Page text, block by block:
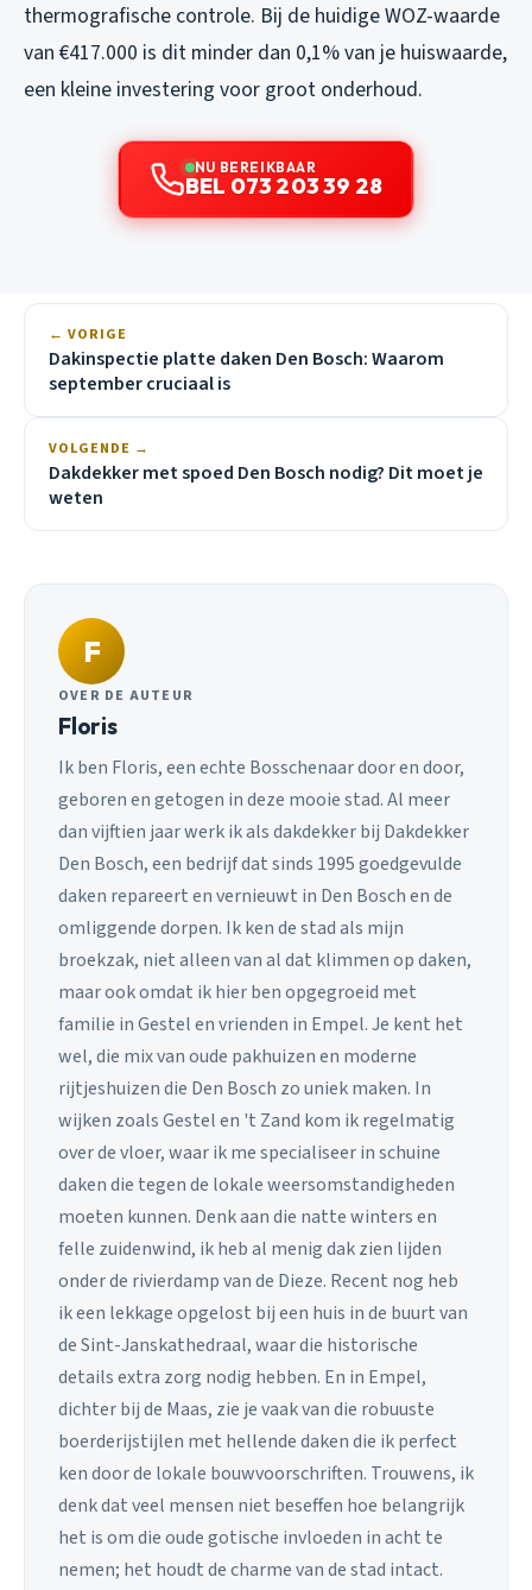
thermografische controle. Bij de huidige WOZ-waarde
van €417.000 is dit minder dan 0,1% van je huiswaarde,
een kleine investering voor groot onderhoud.
NU BEREIKBAAR
BEL 073 203 39 28
← VORIGE
Dakinspectie platte daken Den Bosch: Waarom
september cruciaal is
VOLGENDE →
Dakdekker met spoed Den Bosch nodig? Dit moet je
weten
F
OVER DE AUTEUR
Floris
Ik ben Floris, een echte Bosschenaar door en door,
geboren en getogen in deze mooie stad. Al meer
dan vijftien jaar werk ik als dakdekker bij Dakdekker
Den Bosch, een bedrijf dat sinds 1995 goedgevulde
daken repareert en vernieuwt in Den Bosch en de
omliggende dorpen. Ik ken de stad als mijn
broekzak, niet alleen van al dat klimmen op daken,
maar ook omdat ik hier ben opgegroeid met
familie in Gestel en vrienden in Empel. Je kent het
wel, die mix van oude pakhuizen en moderne
rijtjeshuizen die Den Bosch zo uniek maken. In
wijken zoals Gestel en 't Zand kom ik regelmatig
over de vloer, waar ik me specialiseer in schuine
daken die tegen de lokale weersomstandigheden
moeten kunnen. Denk aan die natte winters en
felle zuidenwind, ik heb al menig dak zien lijden
onder de rivierdamp van de Dieze. Recent nog heb
ik een lekkage opgelost bij een huis in de buurt van
de Sint-Janskathedraal, waar die historische
details extra zorg nodig hebben. En in Empel,
dichter bij de Maas, zie je vaak van die robuuste
boerderijstijlen met hellende daken die ik perfect
ken door de lokale bouwvoorschriften. Trouwens, ik
denk dat veel mensen niet beseffen hoe belangrijk
het is om die oude gotische invloeden in acht te
nemen; het houdt de charme van de stad intact.